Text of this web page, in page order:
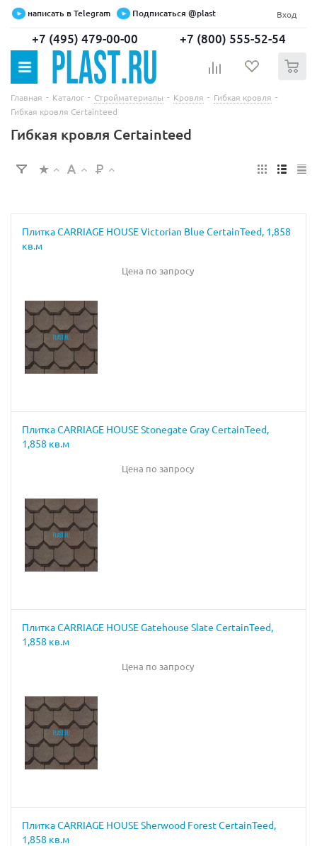
написать в Telegram Подписаться @plast Вход
+7 (495) 479-00-00 +7 (800) 555-52-54
Главная - Каталог - Стройматериалы - Кровля - Гибкая кровля -
Гибкая кровля Certainteed
Гибкая кровля Certainteed
Плитка CARRIAGE HOUSE Victorian Blue CertainTeed, 1,858
кв.м
Цена по запросу
Плитка CARRIAGE HOUSE Stonegate Gray CertainTeed,
1,858 кв.м
Цена по запросу
Плитка CARRIAGE HOUSE Gatehouse Slate CertainTeed,
1,858 кв.м
Цена по запросу
Плитка CARRIAGE HOUSE Sherwood Forest CertainTeed,
1,858 кв.м